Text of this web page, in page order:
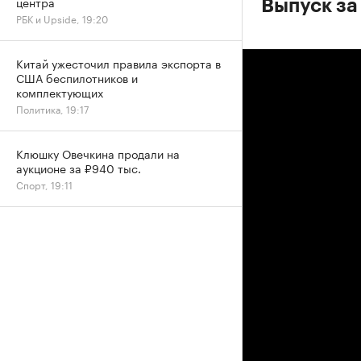
Выпуск
РБК и Upside, 19:20
Китай ужесточил правила экспорта в
США беспилотников и
комплектующих
Политика, 19:17
Клюшку Овечкина продали на
аукционе за ₽940 тыс.
Спорт, 19:11